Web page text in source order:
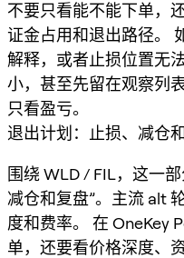
不要只看能不能下单，
证金占用和退出路径。
解释，或者止损位置无
小，甚至先留在观察列
只看盈亏。
退出计划：止损、减仓
围绕 WLD / FIL，这一
减仓和复盘”。主流 alt
度和费率。 在 OneKey
单，还要看价格深度、